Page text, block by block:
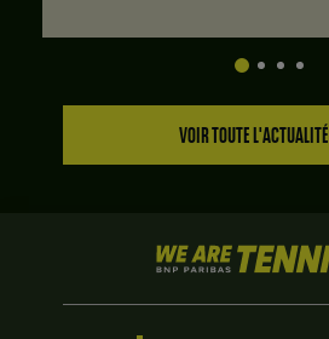
VOIR TOUTE L'ACTUALITÉ
We
are
Tennis